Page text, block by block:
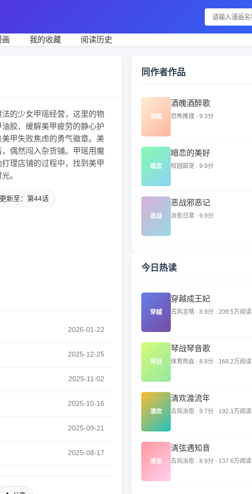
画 我的收藏 阅读历史
的少女甲瑶经营，这里的物
胶、缓解美甲疲劳的静心护
甲失败焦虑的勇气徽章。美
偶然闯入杂货铺。甲瑶用魔
理店铺的过程中，找到美甲
。
更新至：第44话
2026-01-22
2025-12-25
2025-11-02
2025-10-16
2025-09-21
2025-08-17
今日热读
穿越
穿越成王妃
古风言情 · 8.9分 · 209.5万阅读
琴战
琴战琴音歌
体育热血 · 8.8分 · 168.2万阅读
清欢
清欢渡流年
古风治愈 · 9.7分 · 192.1万阅读
清弦
清弦遇知音
古风治愈 · 8.9分 · 137.6万阅读
同作者作品
酒魄
酒魄酒醉歌
恐怖推理 · 9.3分
暗恋
暗恋的美好
校园甜宠 · 9.9分
恶战
恶战邪恶记
治愈日常 · 9.9分